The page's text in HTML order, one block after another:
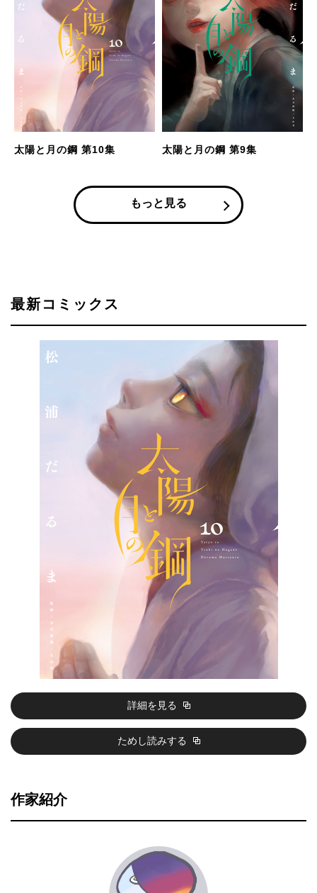
最新コミックス
詳細を見る
ためし読みする
作家紹介
太陽と月の鋼 第10集 太陽と月の鋼 第9集
もっと見る